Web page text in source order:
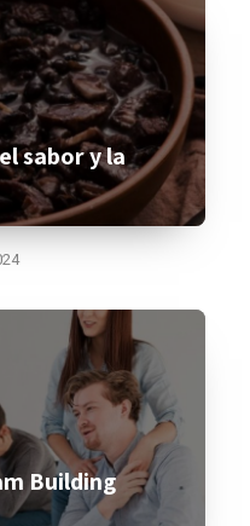
sabor y la
Building